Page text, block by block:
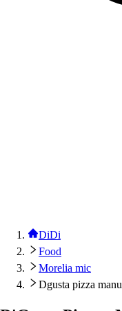
DiDi
Food
Morelia mic
Dgusta pizza